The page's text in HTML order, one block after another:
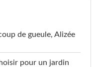
de gueule, Alizée
pour un jardin